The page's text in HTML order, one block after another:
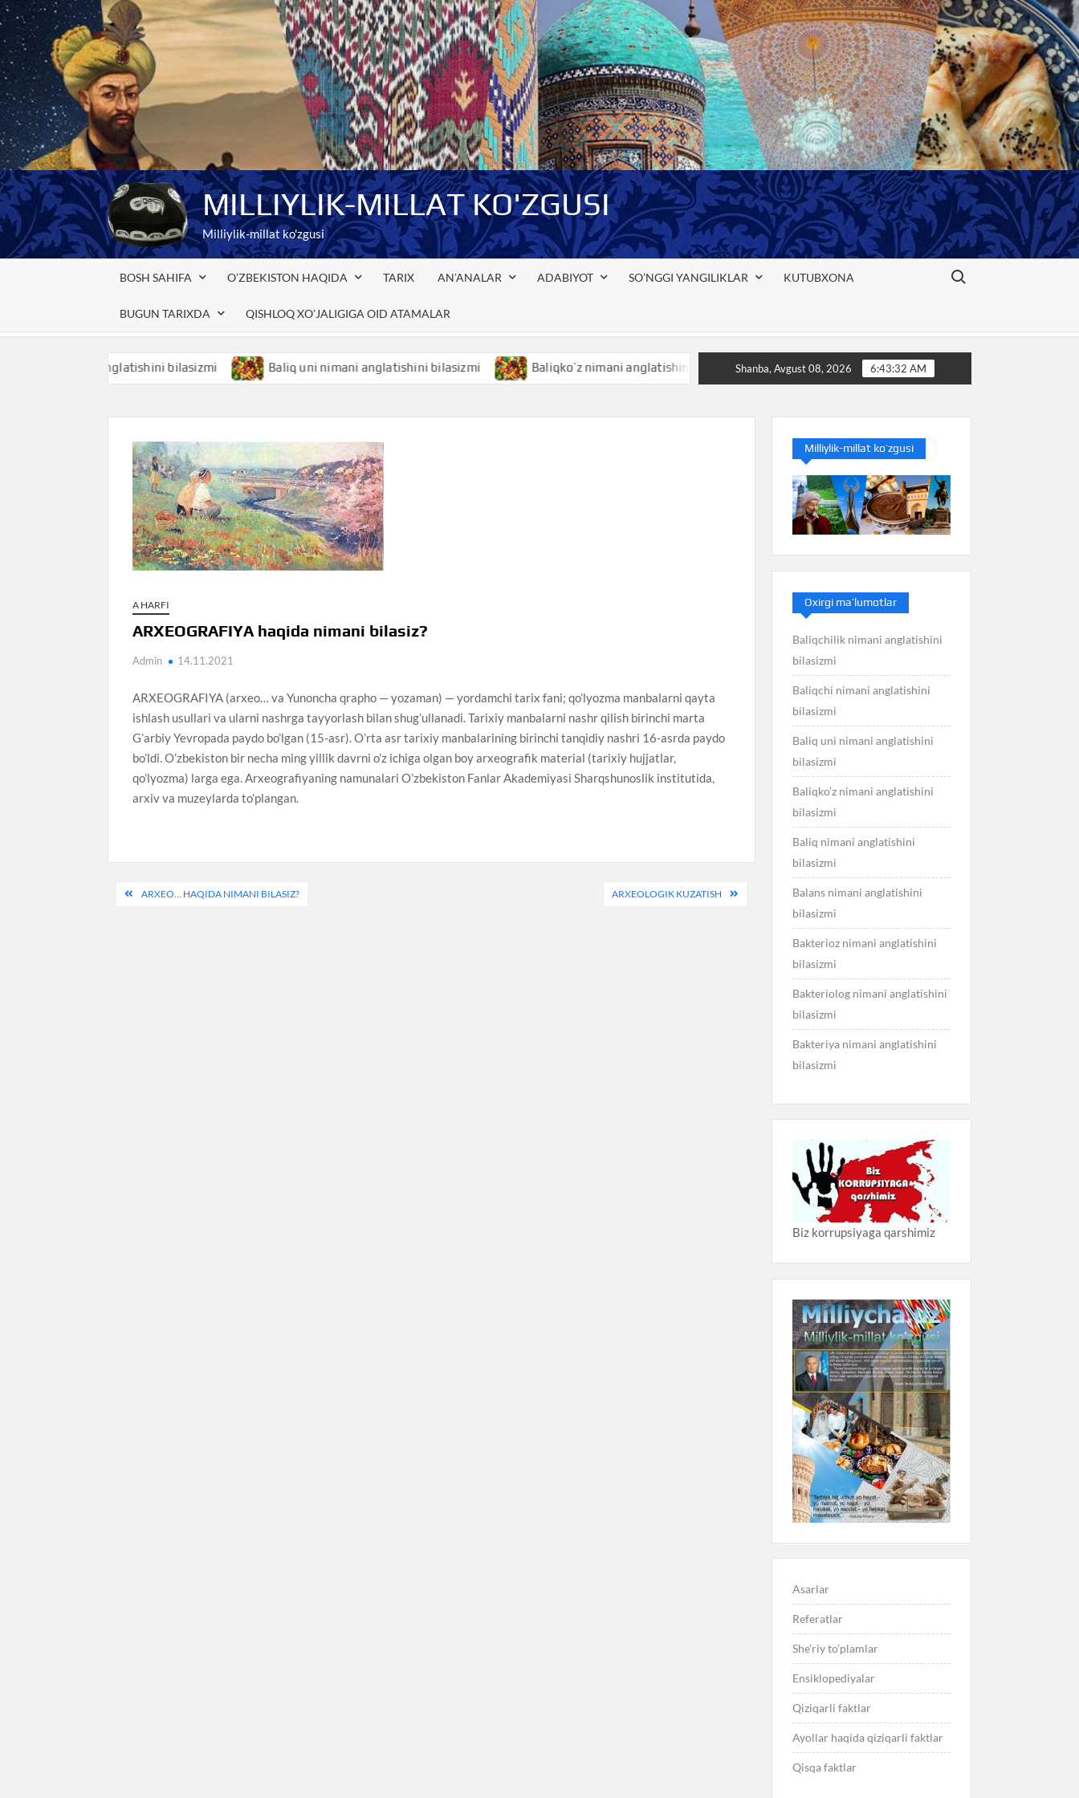
Skip
to
content
MILLIYLIK-MILLAT KO'ZGUSI
Milliylik-millat ko'zgusi
BOSH SAHIFA O’ZBEKISTON HAQIDA TARIX AN’ANALAR ADABIYOT SO’NGGI YANGILIKLAR KUTUBXONA
BUGUN TARIXDA QISHLOQ XO’JALIGIGA OID ATAMALAR
Search for:
nimani anglatishini bilasizmi Baliq uni nimani anglatishini bilasizmi Baliqko’z nimani anglatishini bilasizmi Baliq nimani anglatishini bilasizmi
Shanba, Avgust 08, 2026 6:43:33 AM
A HARFI
ARXEOGRAFIYA haqida nimani bilasiz?
Admin 14.11.2021
ARXEOGRAFIYA (arxeo… va Yunoncha qrapho — yozaman) — yordamchi tarix fani; qo’lyozma manbalarni qayta
ishlash usullari va ularni nashrga tayyorlash bilan shug’ullanadi. Tarixiy manbalarni nashr qilish birinchi marta
G’arbiy Yevropada paydo bo’lgan (15-asr). O’rta asr tarixiy manbalarining birinchi tanqidiy nashri 16-asrda paydo
bo’ldi. O’zbekiston bir necha ming yillik davrni o’z ichiga olgan boy arxeografik material (tarixiy hujjatlar,
qo’lyozma) larga ega. Arxeografiyaning namunalari O’zbekiston Fanlar Akademiyasi Sharqshunoslik institutida,
arxiv va muzeylarda to’plangan.
PostARXEO… HAQIDA NIMANI BILASIZ? ARXEOLOGIK KUZATISH
Milliylik-millat ko’zgusi
Oxirgi ma’lumotlar
Baliqchilik nimani anglatishini
bilasizmi
Baliqchi nimani anglatishini
bilasizmi
Baliq uni nimani anglatishini
bilasizmi
Baliqko’z nimani anglatishini
bilasizmi
Baliq nimani anglatishini
bilasizmi
Balans nimani anglatishini
bilasizmi
Bakterioz nimani anglatishini
bilasizmi
Bakteriolog nimani anglatishini
bilasizmi
Bakteriya nimani anglatishini
bilasizmi
Biz korrupsiyaga qarshimiz
Asarlar
Referatlar
She’riy to’plamlar
Ensiklopediyalar
Qiziqarli faktlar
Ayollar haqida qiziqarli faktlar
Qisqa faktlar